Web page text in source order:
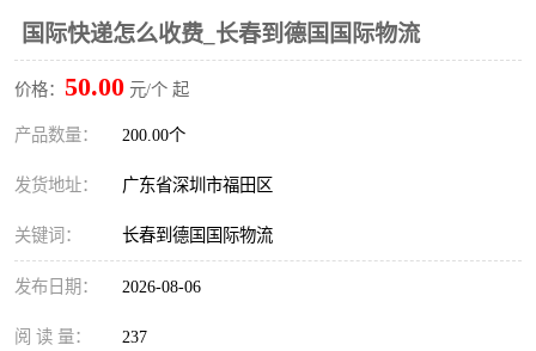
国际快递怎么收费_长春到德国国际物流
价格： 50.00 元/个 起
产品数量： 200.00个
发货地址： 广东省深圳市福田区
关键词： 长春到德国国际物流
发布日期： 2026-08-06
阅 读 量： 237